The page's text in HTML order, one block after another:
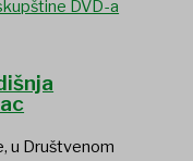
u Društvenom